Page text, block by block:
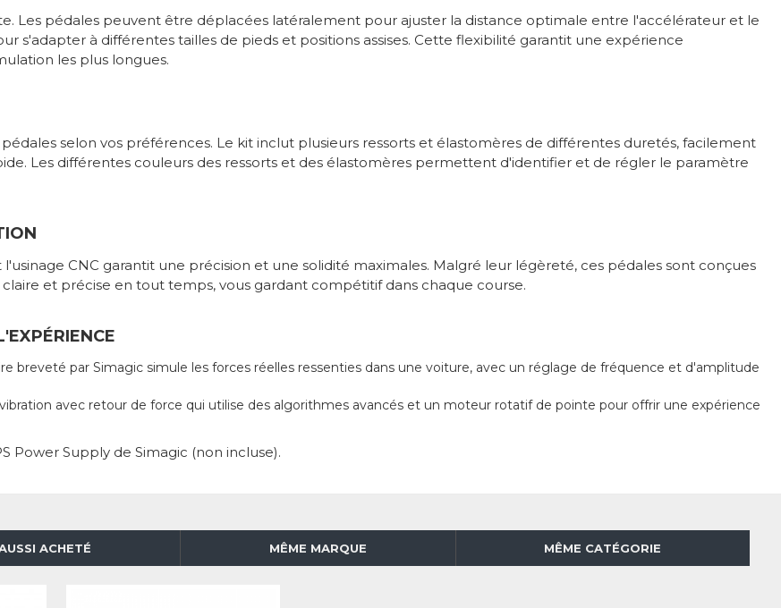
Les pédales peuvent être déplacées latéralement pour ajuster la distance optimale entre l'accélérateur et le
s'adapter à différentes tailles de pieds et positions assises. Cette flexibilité garantit une expérience
les plus longues.
selon vos préférences. Le kit inclut plusieurs ressorts et élastomères de différentes duretés, facilement
Les différentes couleurs des ressorts et des élastomères permettent d'identifier et de régler le paramètre
CNC garantit une précision et une solidité maximales. Malgré leur légèreté, ces pédales sont conçues
et précise en tout temps, vous gardant compétitif dans chaque course.
breveté par Simagic simule les forces réelles ressenties dans une voiture, avec un réglage de fréquence et d'amplitude
avec retour de force qui utilise des algorithmes avancés et un moteur rotatif de pointe pour offrir une expérience
Power Supply de Simagic (non incluse).
ACHETÉ MÊME MARQUE MÊME CATÉGORIE